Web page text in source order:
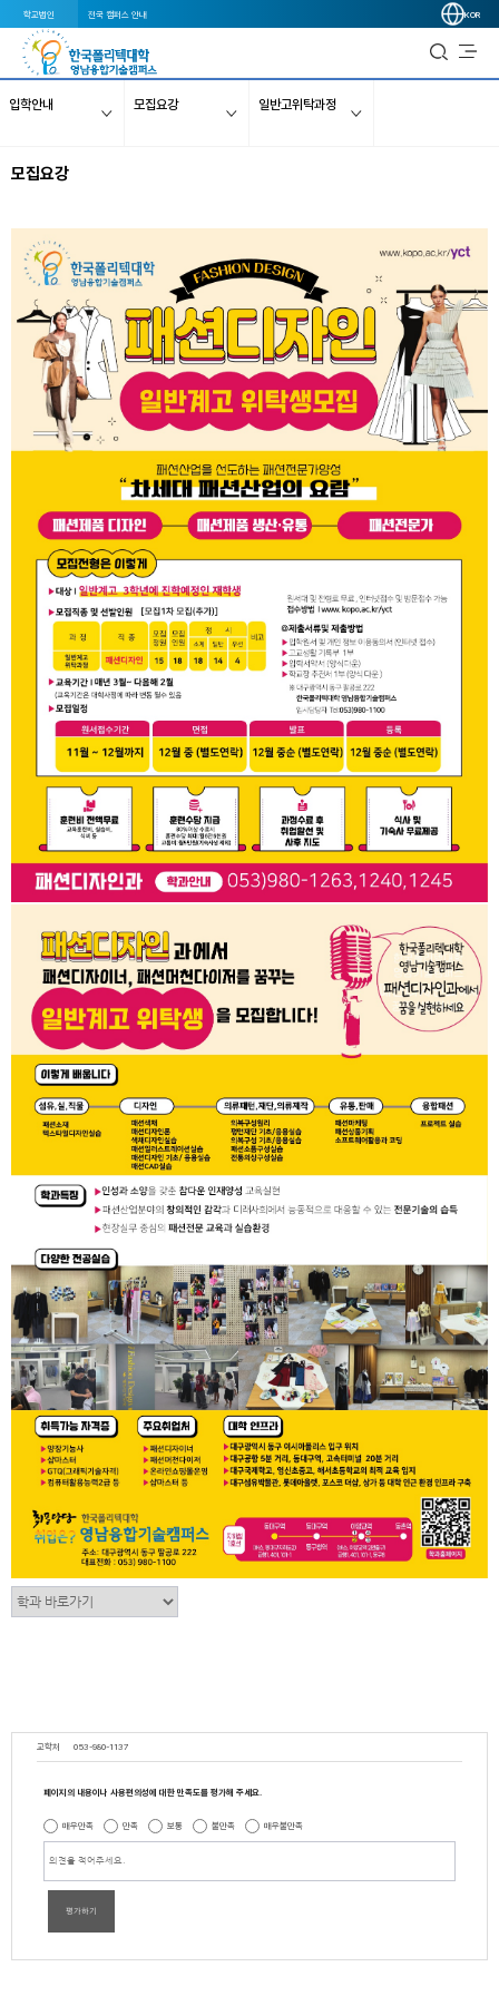
학교법인 전국 캠퍼스 안내 KOR
입학안내 모집요강 일반고위탁과정
모집요강
교학처 053-980-1137
페이지의 내용이나 사용편의성에 대한 만족도를 평가해 주세요.
매우만족 만족 보통 불만족 매우불만족
평가하기